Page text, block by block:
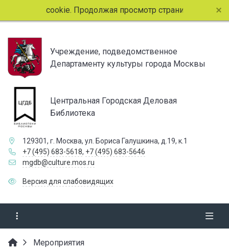
cookie. Продолжая просмотр страниц сайта, вы
Учреждение, подведомственное
Департаменту культуры города Москвы
Центральная Городская Деловая
Библиотека
129301, г. Москва, ул. Бориса Галушкина, д.19, к.1
+7 (495) 683-5618, +7 (495) 683-5646
mgdb@culture.mos.ru
Версия для слабовидящих
Мероприятия